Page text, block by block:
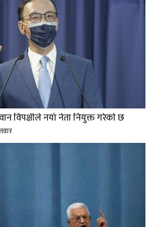
विपक्षीले नयाँ नेता नियुक्त गरेको छ